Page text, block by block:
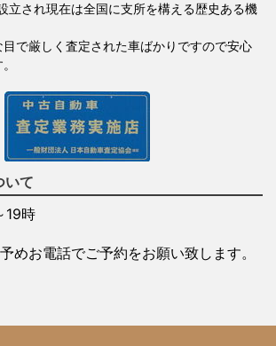
立され現在は全国に支所を構える歴史ある機
で厳しく査定された車ばかりですので安心
いて
19時
めお電話でご予約をお願い致します。